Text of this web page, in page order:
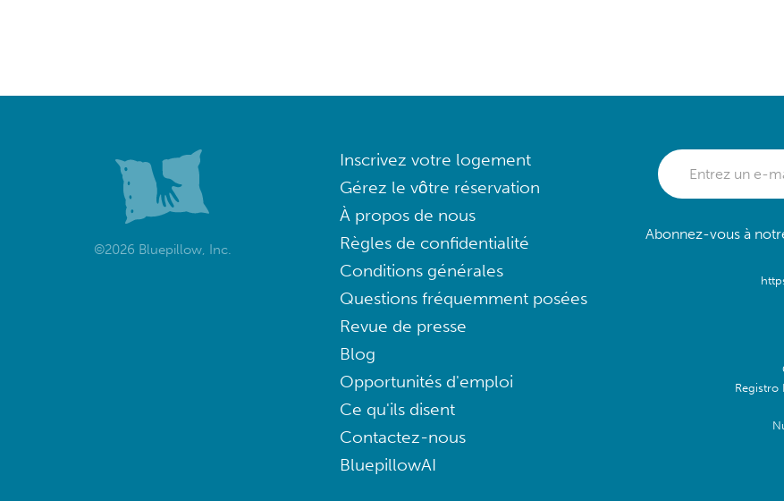
©2026 Bluepillow, Inc.
Inscrivez votre logement
Gérez le vôtre réservation
À propos de nous
Règles de confidentialité
Conditions générales
Questions fréquemment posées
Revue de presse
Blog
Opportunités d'emploi
Ce qu'ils disent
Contactez-nous
BluepillowAI
Abonnez-vous à
Registro